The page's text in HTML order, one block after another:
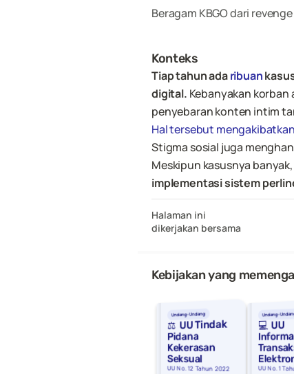
Beragam KBGO dari
Konteks
Tiap tahun ada ribuan
digital. Kebanyakan
penyebaran konten intim
Hal tersebut
Stigma sosial juga
Meskipun kasusnya
implementasi sistem
Halaman ini
dikerjakan bersama
Kebijakan yang
Undang-Undang
⚖️  UU Tindak
Pidana
Kekerasan
Seksual
UU No. 12 Tahun 2022
Undang-
💻  UU
UU No. 1